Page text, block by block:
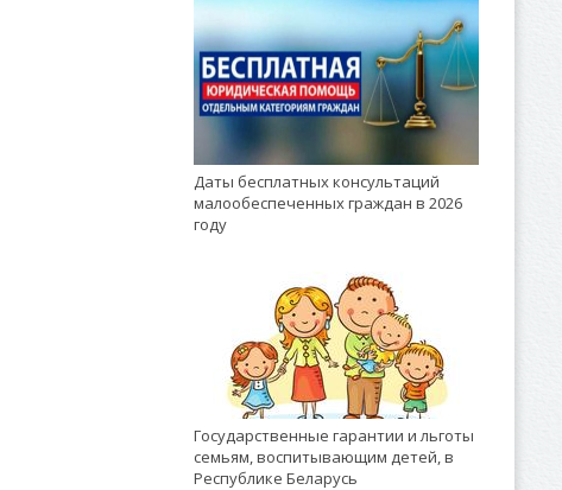
Даты бесплатных консультаций
малообеспеченных граждан в 2026
году
Государственные гарантии и льготы
семьям, воспитывающим детей, в
Республике Беларусь